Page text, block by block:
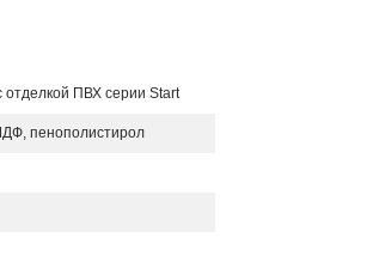
отделкой ПВХ серии Start
пенополистирол